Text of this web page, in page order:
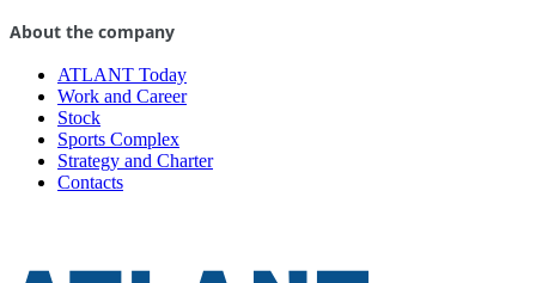
About the company
ATLANT Today
Work and Career
Stock
Sports Complex
Strategy and Charter
Contacts